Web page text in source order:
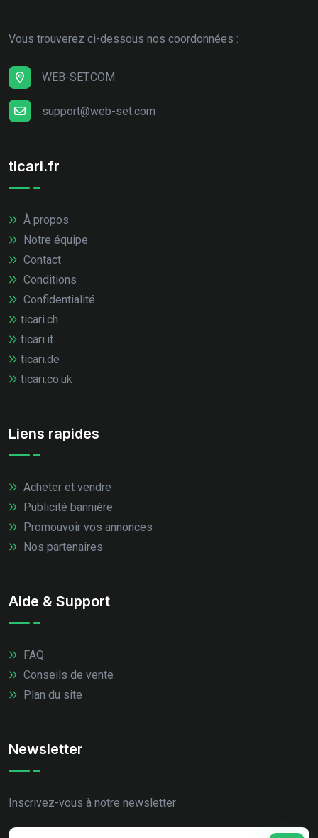
Vous trouverez ci-dessous nos coordonnées :
WEB-SET.COM
support@web-set.com
ticari.fr
À propos
Notre équipe
Contact
Conditions
Confidentialité
ticari.ch
ticari.it
ticari.de
ticari.co.uk
Liens rapides
Acheter et vendre
Publicité bannière
Promouvoir vos annonces
Nos partenaires
Aide & Support
FAQ
Conseils de vente
Plan du site
Newsletter
Inscrivez-vous à notre newsletter